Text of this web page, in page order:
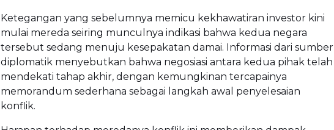
Ketegangan yang sebelumnya memicu kekhawatiran investor kini
mulai mereda seiring munculnya indikasi bahwa kedua negara
tersebut sedang menuju kesepakatan damai. Informasi dari sumber
diplomatik menyebutkan bahwa negosiasi antara kedua pihak telah
mendekati tahap akhir, dengan kemungkinan tercapainya
memorandum sederhana sebagai langkah awal penyelesaian
konflik.